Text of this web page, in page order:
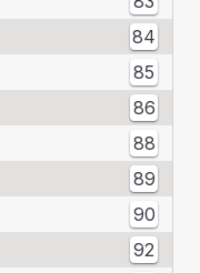
84
85
86
88
89
90
92